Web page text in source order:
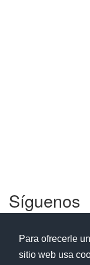
Para ofrecerle
sitio web usa
Síguenos